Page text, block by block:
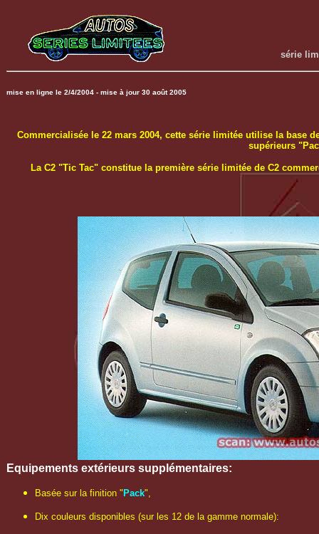
série
mise en ligne le 2/4/2004 - mise à jour 30 août 2005
Commercialisée le 22 mars 2004, cette série limitée utilise la base
supérieurs
La C2 "Tic Tac" constitue la première série limitée de C2
Equipements extérieurs supplémentaires:
Basée sur la finition " Pack",
Dix couleurs disponibles (sur les 12 de la gamme normale):